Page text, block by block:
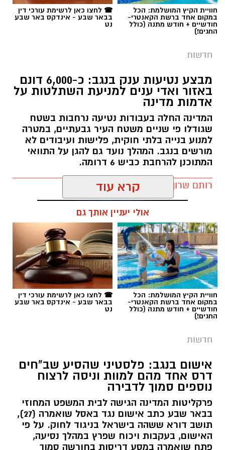
חוויית הקיץ המושלמת: הכל
במקום אחד ברשת הקאנטרי-
חודשיים + חודש מתנה (כולל
החגים!)
☎ לחצו כאן לרשימת עורכי דין
בבאר שבע - אינדקס באר שבע
נט
חדשות
מבצע נטיעות ענק בנגב: כ-6,000 דונם
באזור ואדי ענים למניעת השתלטות על
אדמות מדינה
המדינה החלה בעבודות נטיעה נרחבות בשטח
שגודלו פי שניים משטח העיר גבעתיים, במטרה
למנוע בנייה בלתי חוקית, פלישות ועיבודים לא
מורשים בנגב. המהלך נועד גם להגן על התוואי
המתוכנן להרחבת כביש 6 דרומה.
רותם שרון / 11:32 08.08.26
תגים:רמ''י
קרא עוד
אולי יעניין אותך גם
חוויית הקיץ המושלמת: הכל
במקום אחד ברשת הקאנטרי-
חודשיים + חודש מתנה (כולל
החגים!)
☎ לחצו כאן לרשימת עורכי דין
בבאר שבע - אינדקס באר שבע
נט
חדשות
אישום בנגב: פלסטיני שהסיע שב"חים
דרס אחד מהם למוות וניסה לרצוח
נוספים סמוך לדבירה
פרקליטות המדינה הגישה לבית המשפט המחוזי
בבאר שבע כתב אישום נגד באסל שואמרה (27),
תושב דורא ששהה בישראל בניגוד לחוק. על פי
האישום, בעקבות ויכוח שפרץ במהלך נסיעה,
פתח שואמרה במסע דריסות בחורשה סמוך